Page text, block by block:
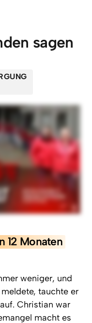
sagen
12 Monaten
weniger,
meldete, tauchte
auf. Christian
macht